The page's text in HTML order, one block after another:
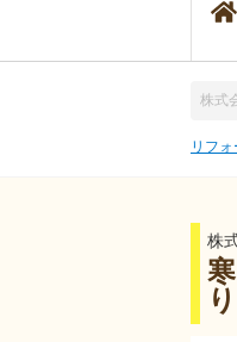
株式
リフ
株